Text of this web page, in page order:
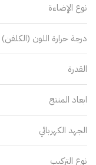
نوع الإضاءة
درجة حرارة اللون (الكلفن)
القدرة
ابعاد المنتج
الجهد الكهربائي
نوع التركيب